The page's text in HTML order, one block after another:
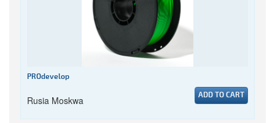
PROdevelop
Rusia Moskwa ADD TO CART